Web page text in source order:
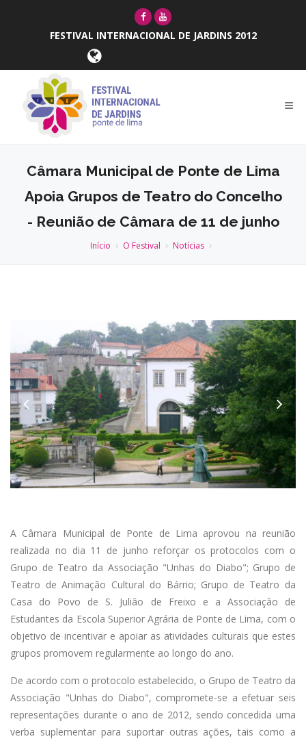
FESTIVAL INTERNACIONAL DE JARDINS 2012
Câmara Municipal de Ponte de Lima
Apoia Grupos de Teatro do Concelho
- Reunião de Câmara de 11 de junho
Início O Festival Notícias
Anterior
A Câmara Municipal de Ponte de Lima aprovou na reunião
realizada no dia 11 de junho reforçar os protocolos com o
Grupo de Teatro da Associação "Unhas do Diabo"; Grupo de
Teatro de Animação Cultural do Bárrio; Grupo de Teatro da
Casa do Povo de S. Julião de Freixo e a Associação de
Estudantes da Escola Superior Agrária de Ponte de Lima, com o
objetivo de incentivar e apoiar as atividades culturais que estes
grupos promovem regularmente ao longo do ano.
De acordo com o protocolo estabelecido, o Grupo de Teatro da
Associação "Unhas do Diabo", compromete-se a efetuar seis
representações durante o ano de 2012, sendo concedida uma
verba suplementar para suportar outras ações, tais como a